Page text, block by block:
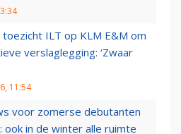
ILT op KLM E&M om
verslaglegging: ‘Zwaar
11:54
voor zomerse debutanten
ook in de winter alle ruimte